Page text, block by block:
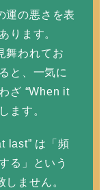
運の悪さを表
ります。
舞われてお
と、一気に
ざ “When it
ます。
last” は「頻
る」という
ません。